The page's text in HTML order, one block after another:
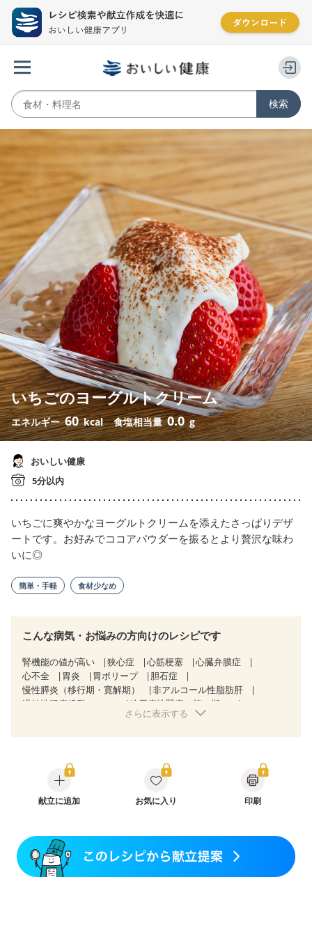
いちごのヨーグルトクリーム
エネルギー60 kcal 食塩相当量0.0 g
おいしい健康
5分以内
いちごに爽やかなヨーグルトクリームを添えたさっぱりデザ
ートです。お好みでココアパウダーを振るとより贅沢な味わ
いに◎
簡単・手軽 食材少なめ
こんな病気・お悩みの方向けのレシピです
腎機能の値が高い 狭心症 心筋梗塞
心臓弁膜症
心不全
胃炎 胃ポリープ
胆石症
慢性膵炎（移行期・寛解期）
非アルコール性脂肪肝
過敏性腸症候群（IBS）
糖尿病性腎症（第３期）
CKD（ステージ２）
骨粗しょう症
フレイル（年齢に合わせた体作り）
さらに表示する
献立に追加 お気に入り 印刷